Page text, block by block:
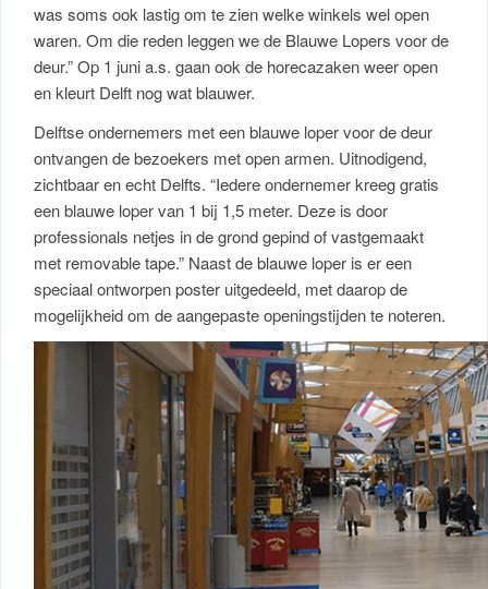
was soms ook lastig om te zien welke winkels wel open
waren. Om die reden leggen we de Blauwe Lopers voor de
deur.” Op 1 juni a.s. gaan ook de horecazaken weer open
en kleurt Delft nog wat blauwer.
Delftse ondernemers met een blauwe loper voor de deur
ontvangen de bezoekers met open armen. Uitnodigend,
zichtbaar en echt Delfts. “Iedere ondernemer kreeg gratis
een blauwe loper van 1 bij 1,5 meter. Deze is door
professionals netjes in de grond gepind of vastgemaakt
met removable tape.” Naast de blauwe loper is er een
speciaal ontworpen poster uitgedeeld, met daarop de
mogelijkheid om de aangepaste openingstijden te noteren.